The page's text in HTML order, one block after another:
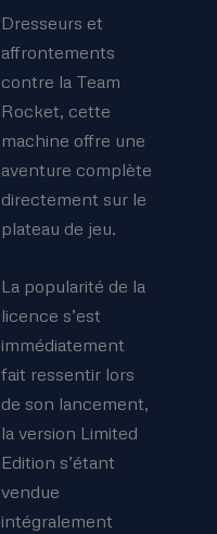
Dresseurs et
affrontements
contre la Team
Rocket, cette
machine offre une
aventure complète
directement sur le
plateau de jeu.
La popularité de la
licence s’est
immédiatement
fait ressentir lors
de son lancement,
la version Limited
Edition s’étant
vendue
intégralement